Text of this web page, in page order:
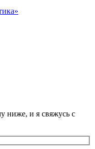
ниже, и я свяжусь с